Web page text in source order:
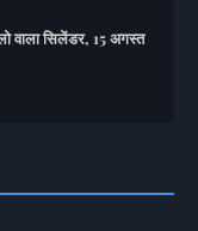
वाला सिलेंडर, 15 अगस्त